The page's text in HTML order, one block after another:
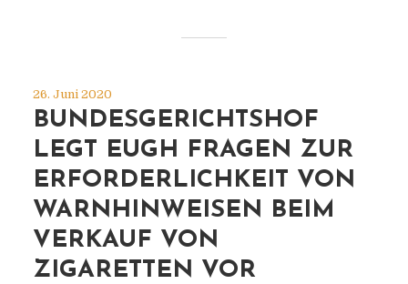
26. Juni 2020
BUNDESGERICHTSHOF
LEGT EUGH FRAGEN ZUR
ERFORDERLICHKEIT VON
WARNHINWEISEN BEIM
VERKAUF VON
ZIGARETTEN VOR